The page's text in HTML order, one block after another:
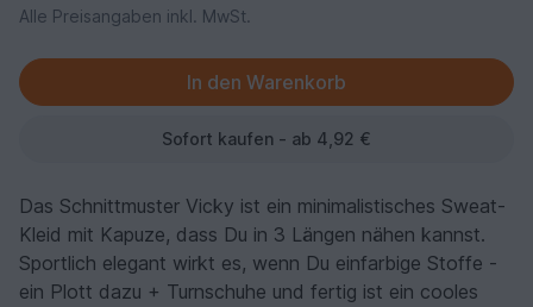
Alle Preisangaben inkl. MwSt.
Sofort kaufen - ab 4,92 €
Das Schnittmuster Vicky ist ein minimalistisches Sweat-
Kleid mit Kapuze, dass Du in 3 Längen nähen kannst.
Sportlich elegant wirkt es, wenn Du einfarbige Stoffe -
ein Plott dazu + Turnschuhe und fertig ist ein cooles